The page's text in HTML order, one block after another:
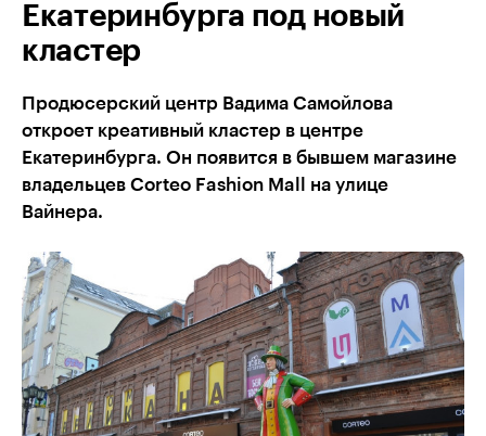
Екатеринбурга под новый
кластер
Продюсерский центр Вадима Самойлова
откроет креативный кластер в центре
Екатеринбурга. Он появится в бывшем магазине
владельцев Corteo Fashion Mall на улице
Вайнера.